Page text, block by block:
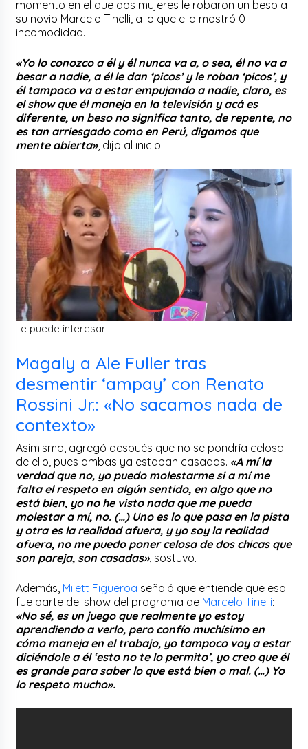
momento en el que dos mujeres le robaron un beso a
su novio Marcelo Tinelli, a lo que ella mostró 0
incomodidad.
«Yo lo conozco a él y él nunca va a, o sea, él no va a
besar a nadie, a él le dan ‘picos’ y le roban ‘picos’, y
él tampoco va a estar empujando a nadie, claro, es
el show que él maneja en la televisión y acá es
diferente, un beso no significa tanto, de repente, no
es tan arriesgado como en Perú, digamos que
mente abierta», dijo al inicio.
Te puede interesar
Magaly a Ale Fuller tras
desmentir ‘ampay’ con Renato
Rossini Jr.: «No sacamos nada de
contexto»
Asimismo, agregó después que no se pondría celosa
de ello, pues ambas ya estaban casadas. «A mí la
verdad que no, yo puedo molestarme si a mí me
falta el respeto en algún sentido, en algo que no
está bien, yo no he visto nada que me pueda
molestar a mí, no. (…) Uno es lo que pasa en la pista
y otra es la realidad afuera, y yo soy la realidad
afuera, no me puedo poner celosa de dos chicas que
son pareja, son casadas», sostuvo.
Además, Milett Figueroa señaló que entiende que eso
fue parte del show del programa de Marcelo Tinelli:
«No sé, es un juego que realmente yo estoy
aprendiendo a verlo, pero confío muchísimo en
cómo maneja en el trabajo, yo tampoco voy a estar
diciéndole a él ‘esto no te lo permito’, yo creo que él
es grande para saber lo que está bien o mal. (…) Yo
lo respeto mucho».